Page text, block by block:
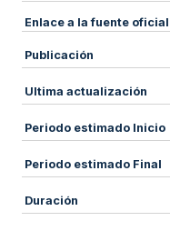
Enlace a la fuente oficial
Publicación
Ultima actualización
Periodo estimado Inicio
Periodo estimado Final
Duración